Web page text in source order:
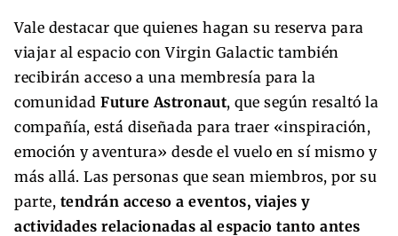
Vale destacar que quienes hagan su reserva para
viajar al espacio con Virgin Galactic también
recibirán acceso a una membresía para la
comunidad Future Astronaut, que según resaltó la
compañía, está diseñada para traer «inspiración,
emoción y aventura» desde el vuelo en sí mismo y
más allá. Las personas que sean miembros, por su
parte, tendrán acceso a eventos, viajes y
actividades relacionadas al espacio tanto antes